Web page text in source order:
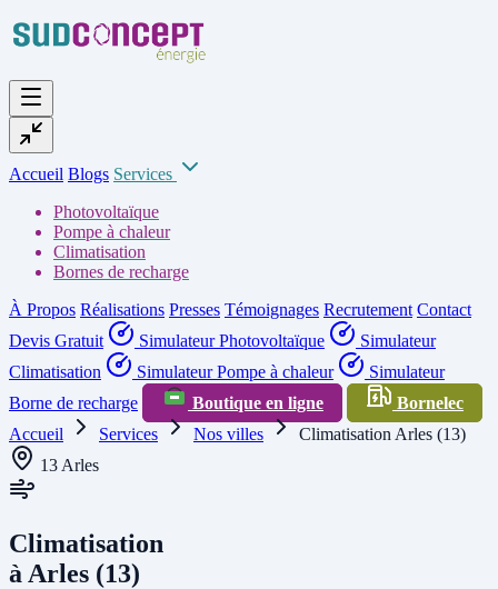
Accueil Blogs Services
Photovoltaïque
Pompe à chaleur
Climatisation
Bornes de recharge
À Propos Réalisations Presses Témoignages Recrutement Contact
Devis Gratuit
Simulateur Photovoltaïque
Simulateur
Climatisation
Simulateur Pompe à chaleur
Simulateur
Borne de recharge
Boutique en ligne
Bornelec
Accueil
Services Nos villes
Climatisation Arles (13)
13 Arles
Climatisation
à Arles (13)